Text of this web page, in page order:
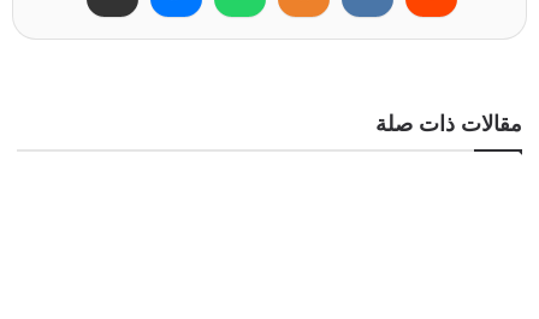
مقالات ذات صلة